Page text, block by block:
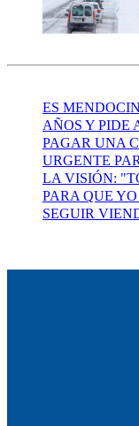
ES
AÑOS Y PIDE
PAGAR UNA
URGENTE
LA VISIÓN:
PARA QUE
SEGUIR